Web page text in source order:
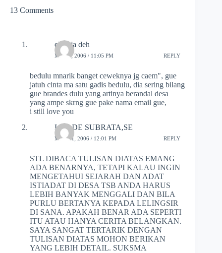
13 Comments
eka aja deh
MAY 3, 2006 / 11:05 PM REPLY
bedulu mnarik banget ceweknya jg caem", gue
jatuh cinta ma satu gadis bedulu, dia sering bilang
gue brandes dulu yang artinya berandal desa
yang ampe skrng gue pake nama email gue,
i still love you
I MADE SUBRATA,SE
MAY 11, 2006 / 12:01 PM REPLY
STL DIBACA TULISAN DIATAS EMANG
ADA BENARNYA, TETAPI KALAU INGIN
MENGETAHUI SEJARAH DAN ADAT
ISTIADAT DI DESA TSB ANDA HARUS
LEBIH BANYAK MENGGALI DAN BILA
PURLU BERTANYA KEPADA LELINGSIR
DI SANA. APAKAH BENAR ADA SEPERTI
ITU ATAU HANYA CERITA BELANGKAN.
SAYA SANGAT TERTARIK DENGAN
TULISAN DIATAS MOHON BERIKAN
YANG LEBIH DETAIL. SUKSMA